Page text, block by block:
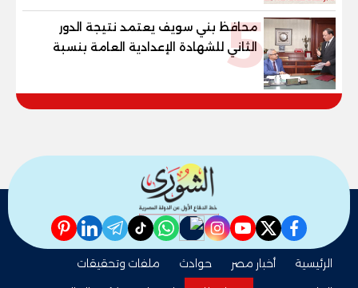
5
محافظ بني سويف يعتمد نتيجة الدور
الثاني للشهادة الإعدادية العامة بنسبة
والنور للمكفوفين
facebook
twitter
youtube
instagram
nabd
whatsapp
tiktok
telegram
linkedin
pinterest
الرئيسية أخبار مصر حوادث
ملفات وتحقيقات